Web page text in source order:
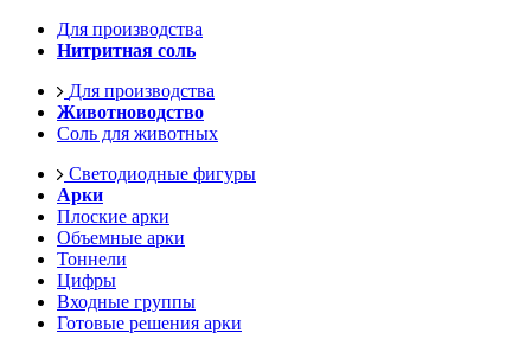
Для производства
Нитритная соль
Для производства
Животноводство
Соль для животных
Светодиодные фигуры
Арки
Плоские арки
Объемные арки
Тоннели
Цифры
Входные группы
Готовые решения арки